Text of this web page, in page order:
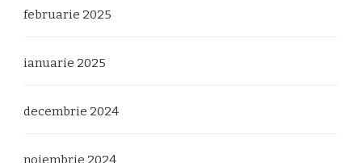
februarie 2025
ianuarie 2025
decembrie 2024
noiembrie 2024